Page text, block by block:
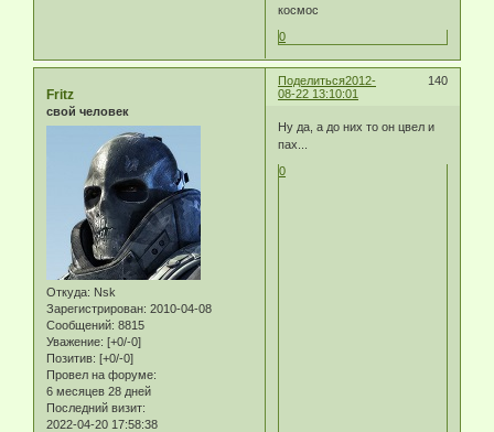
космос
0
Поделиться 140
2012-
08-22 13:10:01
Fritz
свой человек
Откуда: Nsk
Зарегистрирован: 2010-04-08
Сообщений: 8815
Уважение: [+0/-0]
Позитив: [+0/-0]
Провел на форуме:
6 месяцев 28 дней
Последний визит:
2022-04-20 17:58:38
Ну да, а до них то он цвел и
пах...
0